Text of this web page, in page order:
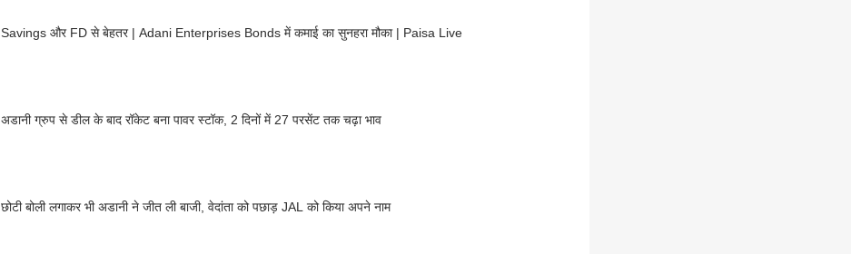
Savings और FD से बेहतर | Adani Enterprises Bonds में कमाई का सुनहरा मौका | Paisa Live
अडानी ग्रुप से डील के बाद रॉकेट बना पावर स्टॉक, 2 दिनों में 27 परसेंट तक चढ़ा भाव
छोटी बोली लगाकर भी अडानी ने जीत ली बाजी, वेदांता को पछाड़ JAL को किया अपने नाम